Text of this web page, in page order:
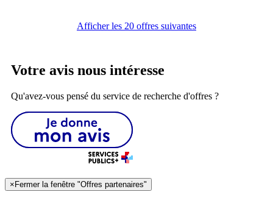
Afficher les 20 offres suivantes
Votre avis nous intéresse
Qu'avez-vous pensé du service de recherche d'offres ?
×Fermer la fenêtre "Offres partenaires"